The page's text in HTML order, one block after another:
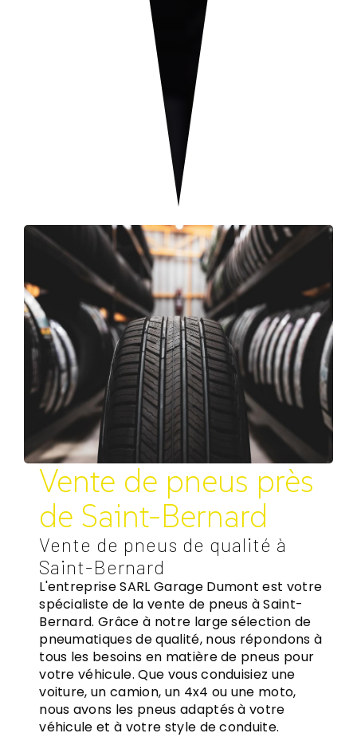
Vente de pneus près
de Saint-Bernard
Vente de pneus de qualité à
Saint-Bernard
L'entreprise SARL Garage Dumont est votre
spécialiste de la vente de pneus à Saint-
Bernard. Grâce à notre large sélection de
pneumatiques de qualité, nous répondons à
tous les besoins en matière de pneus pour
votre véhicule. Que vous conduisiez une
voiture, un camion, un 4x4 ou une moto,
nous avons les pneus adaptés à votre
véhicule et à votre style de conduite.